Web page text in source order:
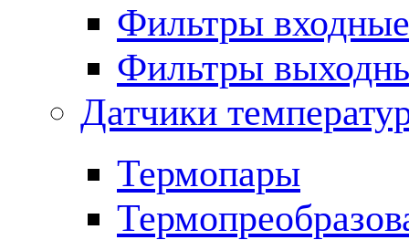
Фильтры входные
Фильтры
Датчики
Термопары